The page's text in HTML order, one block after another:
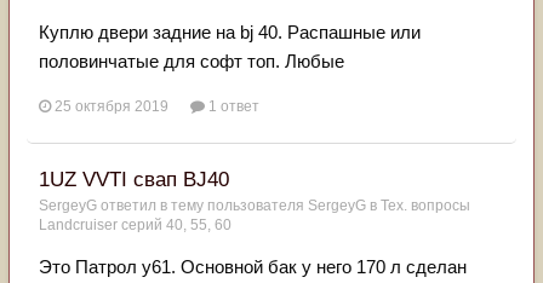
Куплю двери задние на bj 40. Распашные или
половинчатые для софт топ. Любые
25 октября 2019 1 ответ
1UZ VVTI свап BJ40
SergeyG ответил в тему пользователя SergeyG в Тех. вопросы
Landcruiser серий 40, 55, 60
Это Патрол у61. Основной бак у него 170 л сделан